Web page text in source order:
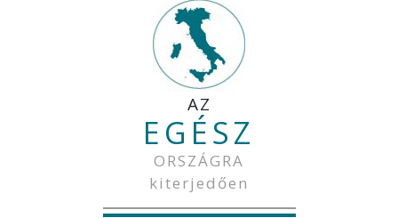
AZ
EGÉSZ
ORSZÁGRA
kiterjedően